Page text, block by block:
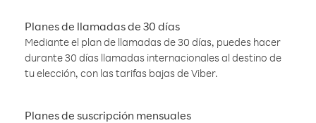
Planes de llamadas de 30 días
Mediante el plan de llamadas de 30 días, puedes hacer
durante 30 días llamadas internacionales al destino de
tu elección, con las tarifas bajas de Viber.
Planes de suscripción mensuales